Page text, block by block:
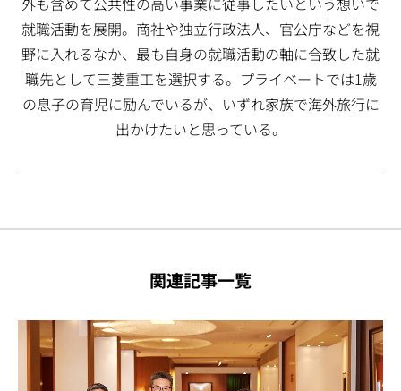
就職活動を展開。商社や独立行政法人、官公庁などを視
野に入れるなか、最も自身の就職活動の軸に合致した就
職先として三菱重工を選択する。プライベートでは1歳
の息子の育児に励んでいるが、いずれ家族で海外旅行に
出かけたいと思っている。
関連記事一覧